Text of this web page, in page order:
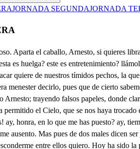
JORNADA SEGUNDAJORNADA
ay, venganza, qué me cuestas! ay, honra, en lo que me has puesto? ay, tiempo, a que me has traído! ay, caza, cómo me has muerto! de correr estoy cansada, aunque quiera huir, no puedo: si aquí me aguardo, hay peligro, mucho mayor, si me ausento. Mas pues de dos males dicen ser justo tomar el menos: yo de aquestos dos peligros. detérmino hacer lo mismo; y pues el Cielo me ofrece de aquestos troncos los huecos, de estos ramos la espesura, esconderme entre ellos quiero. Hoy ha sido la primera vez, que la fortuna ingrata me ha concedido tener gloria entre desdichas tantas, pues he quitado no menos, que a esta beldad soberana de los brazos de la muerte, del cuchillo de las parcas. Mas no quiero detenerme, pues tan adelante pasa el desmayo, ya que aquí; M no quiso el Cielo dar agúa. Ocupad, cuerpo divino, aquesta de flores cama, en tanto que del cristal, que de esta sierra en la falda una fuentecilla llora (quizás, por vuestra desgracia) algunas lágrimas traigo, que echadas en vuestra cara vuelvan la luza esos ojos, a esas mejillas la grana, a esos labios el coral, y a ese cadáver el alma. Si no es que acaso se afrentan conociendo la ventaja, que hace tu candor al suyo (que tiene invidia hasta el agua y no cause, aquí el efecto, que siempre en los otros causa, por verte un rato traspuesta, y otro poco más con ansias. Pero si cuando en si torne, no me ha de aprovechar nada, sino solo de besarle, como a Reina, en fin, las plantas, Quiero gozar de tu vista, que esta licencia no es amplia en mí, cuando esté despierta, ni ella pienso querrá darla. Qué hermosura! Qué lindeza! Qué gentileza! Qué gracia; Qué talle! Qué compostura? Qué aseo! Qué viva estampa de la que jamás me quiso! Mas no renovemos llagas, Leunido, de las heridas, que casi casi están sanas. Leonido dije? Ah traidora lengua, homicida, malvada? No te he dicho, que me llamo Laurd Pues cómo me llamas nomibre, que costarme puede, si a los de alguna villana persona llegara ha oídos, vida que compré tan cara? Que aunque estamos en